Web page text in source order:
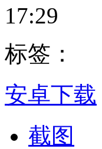
17:29
标签：
安卓下载
截图